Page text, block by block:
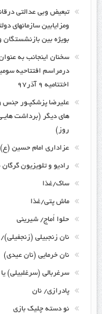
تبعیض وبی عدالتی
ومزایابین سازمانهای
بویژه بین بازنشستگان
سخنان اینجانب به
اختتامیه ۹ آذر۹۷
علیرضا پزشکپـور جنس
های دیگر (برداشت هایـی
روز)
عزاداری امام حسین
رادیو و تلویزیون
ساک/غذا
ماش پتی/غذا
حلوا اُماج/ شیرینی
نان زنجبیلی
نان خرمایی (نان عیدی)
سرغربالی (سرغلبیلی)
پادرازی/ نان
نو دسته چلیک بازی